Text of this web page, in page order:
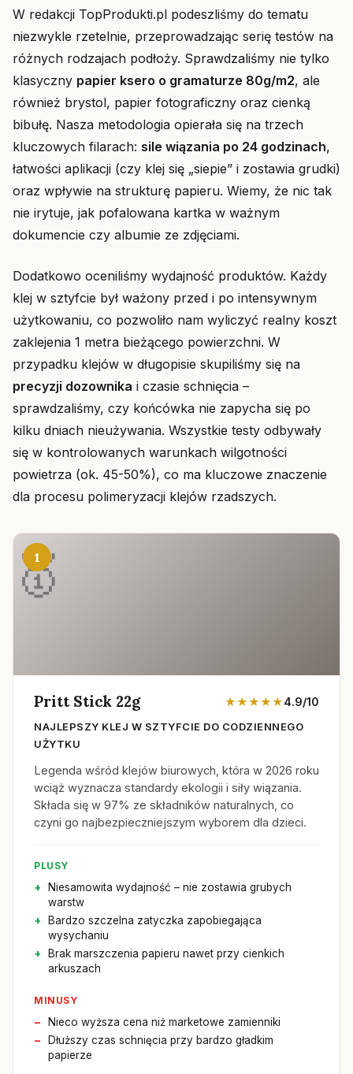
W redakcji TopProdukti.pl podeszliśmy do tematu
niezwykle rzetelnie, przeprowadzając serię testów na
różnych rodzajach podłoży. Sprawdzaliśmy nie tylko
klasyczny papier ksero o gramaturze 80g/m2, ale
również brystol, papier fotograficzny oraz cienką
bibułę. Nasza metodologia opierała się na trzech
kluczowych filarach: sile wiązania po 24 godzinach,
łatwości aplikacji (czy klej się „siepie” i zostawia grudki)
oraz wpływie na strukturę papieru. Wiemy, że nic tak
nie irytuje, jak pofalowana kartka w ważnym
dokumencie czy albumie ze zdjęciami.
Dodatkowo oceniliśmy wydajność produktów. Każdy
klej w sztyfcie był ważony przed i po intensywnym
użytkowaniu, co pozwoliło nam wyliczyć realny koszt
zaklejenia 1 metra bieżącego powierzchni. W
przypadku klejów w długopisie skupiliśmy się na
precyzji dozownika i czasie schnięcia –
sprawdzaliśmy, czy końcówka nie zapycha się po
kilku dniach nieużywania. Wszystkie testy odbywały
się w kontrolowanych warunkach wilgotności
powietrza (ok. 45-50%), co ma kluczowe znaczenie
dla procesu polimeryzacji klejów rzadszych.
1
Pritt Stick 22g ★★★★★4.9/10
NAJLEPSZY KLEJ W SZTYFCIE DO CODZIENNEGO
UŻYTKU
Legenda wśród klejów biurowych, która w 2026 roku
wciąż wyznacza standardy ekologii i siły wiązania.
Składa się w 97% ze składników naturalnych, co
czyni go najbezpieczniejszym wyborem dla dzieci.
PLUSY
Niesamowita wydajność – nie zostawia grubych
warstw
Bardzo szczelna zatyczka zapobiegająca
wysychaniu
Brak marszczenia papieru nawet przy cienkich
arkuszach
MINUSY
Nieco wyższa cena niż marketowe zamienniki
Dłuższy czas schnięcia przy bardzo gładkim
papierze